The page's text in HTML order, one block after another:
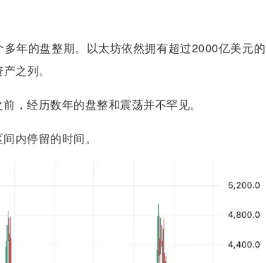
年的盘整期。以太坊依然拥有超过2000亿美元的
之列。
，经历数年的盘整和震荡并不罕见。
内停留的时间。